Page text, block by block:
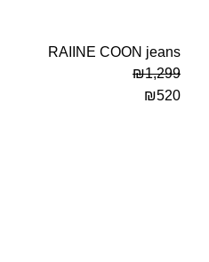
RAIINE COON jeans
₪1,299
₪520